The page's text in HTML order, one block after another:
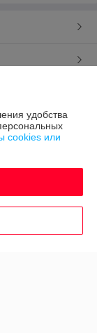
удобства
cookies или